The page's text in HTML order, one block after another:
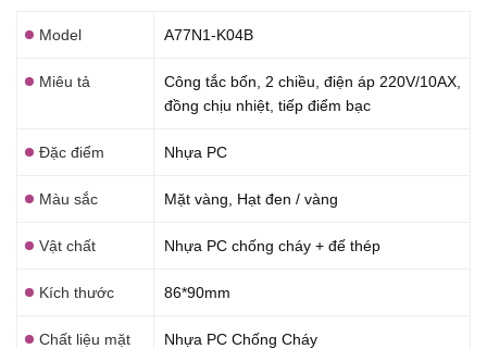
Model A77N1-K04B
Miêu tả
Công tắc bốn, 2 chiều, điện áp 220V/10AX,
đồng chịu nhiệt, tiếp điểm bạc
Đặc điểm Nhựa PC
Màu sắc Mặt vàng, Hạt đen / vàng
Vật chất Nhựa PC chống cháy + đế thép
Kích thước 86*90mm
Chất liệu mặt Nhựa PC Chống Cháy